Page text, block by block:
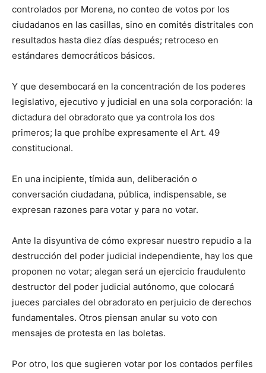
controlados por Morena, no conteo de votos por los
ciudadanos en las casillas, sino en comités distritales con
resultados hasta diez días después; retroceso en
estándares democráticos básicos.
Y que desembocará en la concentración de los poderes
legislativo, ejecutivo y judicial en una sola corporación: la
dictadura del obradorato que ya controla los dos
primeros; la que prohíbe expresamente el Art. 49
constitucional.
En una incipiente, tímida aun, deliberación o
conversación ciudadana, pública, indispensable, se
expresan razones para votar y para no votar.
Ante la disyuntiva de cómo expresar nuestro repudio a la
destrucción del poder judicial independiente, hay los que
proponen no votar; alegan será un ejercicio fraudulento
destructor del poder judicial autónomo, que colocará
jueces parciales del obradorato en perjuicio de derechos
fundamentales. Otros piensan anular su voto con
mensajes de protesta en las boletas.
Por otro, los que sugieren votar por los contados perfiles